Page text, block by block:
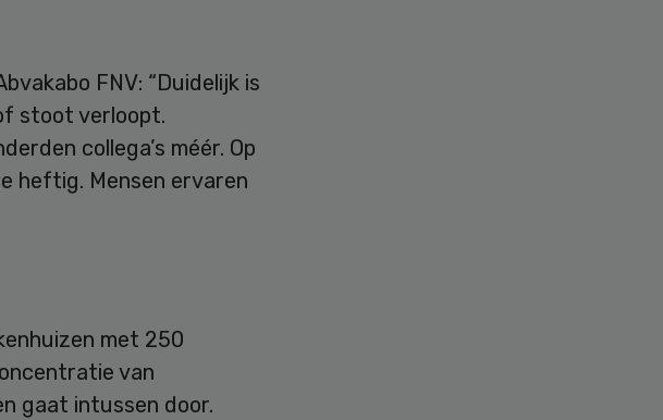
FNV: “Duidelijk is
stoot verloopt.
collega’s méér. Op
heftig. Mensen ervaren
met 250
van
gaat intussen door.